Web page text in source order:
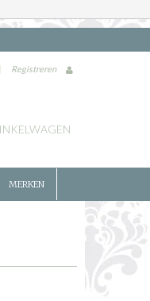
| Registreren
MERKEN